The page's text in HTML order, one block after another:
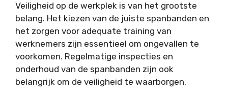
Veiligheid op de werkplek is van het grootste
belang. Het kiezen van de juiste spanbanden en
het zorgen voor adequate training van
werknemers zijn essentieel om ongevallen te
voorkomen. Regelmatige inspecties en
onderhoud van de spanbanden zijn ook
belangrijk om de veiligheid te waarborgen.